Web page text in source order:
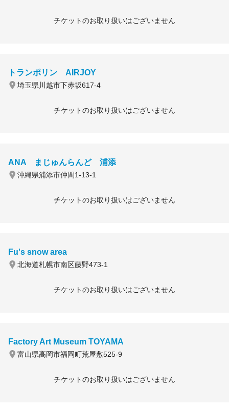
チケットのお取り扱いはございません
トランポリン AIRJOY
埼玉県川越市下赤坂617-4
チケットのお取り扱いはございません
ANA まじゅんらんど 浦添
沖縄県浦添市仲間1-13-1
チケットのお取り扱いはございません
Fu's snow area
北海道札幌市南区藤野473-1
チケットのお取り扱いはございません
Factory Art Museum TOYAMA
富山県高岡市福岡町荒屋敷525-9
チケットのお取り扱いはございません